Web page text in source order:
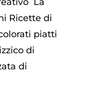
La
Ricette di
piatti
di
di